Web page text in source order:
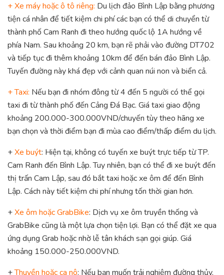
+ Xe máy hoặc ô tô riêng: Du lịch đảo Bình Lập bằng phương
tiện cá nhân để tiết kiệm chi phí các bạn có thể di chuyển từ
thành phố Cam Ranh đi theo hướng quốc lộ 1A hướng về
phía Nam. Sau khoảng 20 km, bạn rẽ phải vào đường DT702
và tiếp tục đi thêm khoảng 10km để đến bán đảo Bình Lập.
Tuyến đường này khá đẹp với cảnh quan núi non và biển cả.
+ Taxi: Nếu bạn đi nhóm đông từ 4 đến 5 người có thể gọi
taxi đi từ thành phố đến Cảng Đá Bạc. Giá taxi giao động
khoảng 200.000-300.000VND/chuyến tùy theo hãng xe
bạn chọn và thời điểm bạn đi mùa cao điểm/thấp điểm du lịch.
+Xe buýt: Hiện tại, không có tuyến xe buýt trực tiếp từ TP.
Cam Ranh đến Bình Lập. Tuy nhiên, bạn có thể đi xe buýt đến
thị trấn Cam Lập, sau đó bắt taxi hoặc xe ôm để đến Bình
Lập. Cách này tiết kiệm chi phí nhưng tốn thời gian hơn.
+Xe ôm hoặc GrabBike: Dịch vụ xe ôm truyền thống và
GrabBike cũng là một lựa chọn tiện lợi. Bạn có thể đặt xe qua
ứng dụng Grab hoặc nhờ lễ tân khách sạn gọi giúp. Giá
khoảng 150.000-250.000VND.
+Thuyền hoặc ca nô: Nếu bạn muốn trải nghiệm đường thủy,